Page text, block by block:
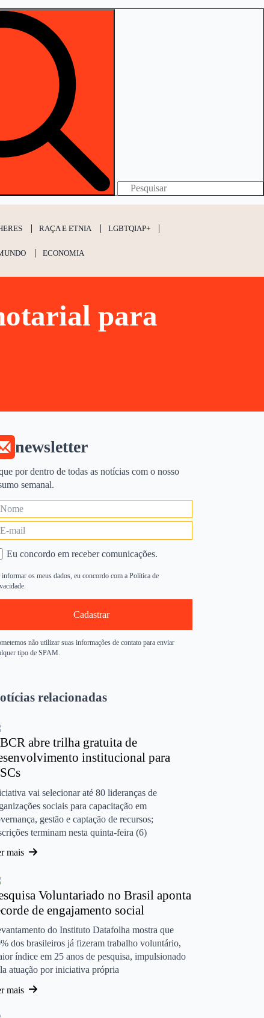
RAÇA E ETNIA LGBTQIAP+
ECONOMIA
para
newsletter
por dentro de todas as notícias com o nosso
semanal.
Eu concordo em receber comunicações.
os meus dados, eu concordo com a Política de
Cadastrar
não utilizar suas informações de contato para enviar
tipo de SPAM.
relacionadas
abre trilha gratuita de
institucional para
vai selecionar até 80 lideranças de
sociais para capacitação em
gestão e captação de recursos;
terminam nesta quinta-feira (6)
mais
Voluntariado no Brasil aponta
de engajamento social
do Instituto Datafolha mostra que
dos brasileiros já fizeram trabalho voluntário,
índice em 25 anos de pesquisa, impulsionado
atuação por iniciativa própria
mais